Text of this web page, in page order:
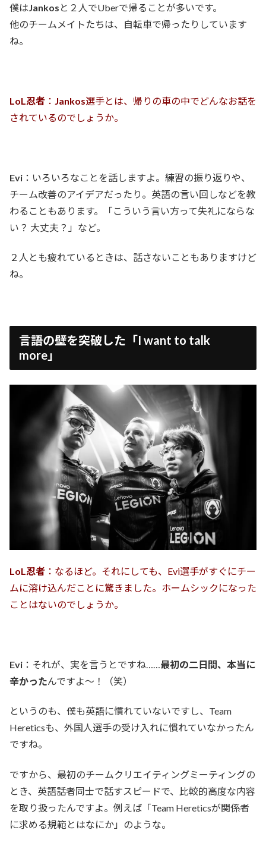
僕はJankos と２人でUberで帰ることが多いです。
他のチームメイトたちは、自転車で帰ったりしています
ね。
LoL忍者 ： Jankos選手とは、帰りの車の中でどんなお話を
されているのでしょうか。
Evi ：いろいろなことを話しますよ。練習の振り返りや、
チーム改善のアイデアだったり。英語の言い回しなどを教
わることもあります。「こういう言い方って失礼にならな
い？ 大丈夫？」など。
２人とも疲れているときは、話さないこともありますけど
ね。
言語の壁を突破した「I want to talk
more」
LoL忍者 ：なるほど。それにしても、Evi選手がすぐにチー
ムに溶け込んだことに驚きました。ホームシックになった
ことはないのでしょうか。
Evi ：それが、実を言うとですね…… 最初の二日間、本当に
辛かったんですよ〜！（笑）
というのも、僕も英語に慣れていないですし、Team
Hereticsも、外国人選手の受け入れに慣れていなかったん
ですね。
ですから、最初のチームクリエイティングミーティングの
とき、英語話者同士で話すスピードで、比較的高度な内容
を取り扱ったんですよ。例えば「Team Hereticsが関係者
に求める規範とはなにか」のような。